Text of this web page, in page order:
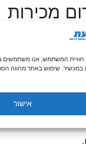
המשתמש, אנו משתמשים
במכשיר. שימוש באתר מהווה
אישור
מכירות
מוטבע, שמה של
בעל אפקטיביות.
בשביל חברות
כרטיסי אשראי,
שעליהם מוטבע
שעליהם